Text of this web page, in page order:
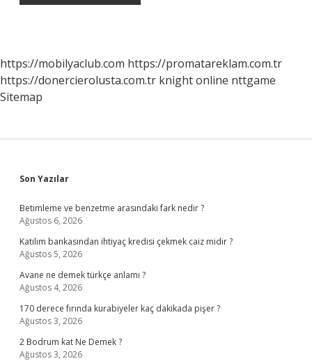
https://mobilyaclub.com https://promatareklam.com.tr
https://donercierolusta.com.tr knight online nttgame
Sitemap
Sidebar
Son Yazılar
Betimleme ve benzetme arasındaki fark nedir ?
Ağustos 6, 2026
Katılım bankasından ihtiyaç kredisi çekmek caiz midir ?
Ağustos 5, 2026
Avane ne demek türkçe anlamı ?
Ağustos 4, 2026
170 derece fırında kurabiyeler kaç dakikada pişer ?
Ağustos 3, 2026
2 Bodrum kat Ne Demek ?
Ağustos 3, 2026